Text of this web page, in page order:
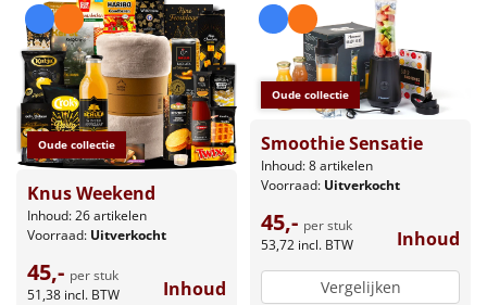
Oude collectie
Knus Weekend
Inhoud: 26 artikelen
Voorraad: Uitverkocht
45,- per stuk
51,38 incl. BTW Inhoud
Oude collectie
Smoothie Sensatie
Inhoud: 8 artikelen
Voorraad: Uitverkocht
45,- per stuk
53,72 incl. BTW Inhoud
Vergelijken